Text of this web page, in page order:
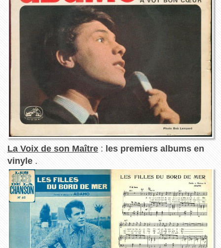
La Voix de son Maître: les premiers albums en
vinyle.